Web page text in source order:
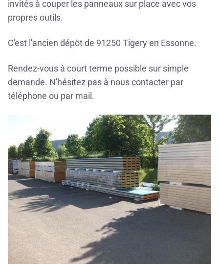
invités à couper les panneaux sur place avec vos
propres outils.
C'est l'ancien dépôt de 91250 Tigery en Essonne.
Rendez-vous à court terme possible sur simple
demande. N'hésitez pas à nous contacter par
téléphone ou par mail .